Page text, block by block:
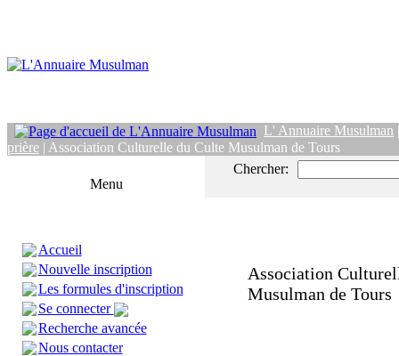
L' Annuaire Musulman
prière | Association Culturelle du Culte Musulman de Tours
Menu
Accueil
Nouvelle inscription
Les formules d'inscription
Se connecter
Recherche avancée
Nous contacter
Chercher:
Association
Musulman de Tours